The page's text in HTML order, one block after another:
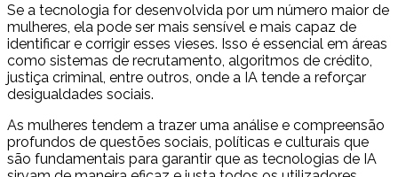
Se a tecnologia for desenvolvida por um número maior de
mulheres, ela pode ser mais sensível e mais capaz de
identificar e corrigir esses vieses. Isso é essencial em áreas
como sistemas de recrutamento, algoritmos de crédito,
justiça criminal, entre outros, onde a IA tende a reforçar
desigualdades sociais.
As mulheres tendem a trazer uma análise e compreensão
profundos de questões sociais, políticas e culturais que
são fundamentais para garantir que as tecnologias de IA